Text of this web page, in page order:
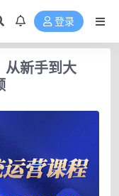
登录
从新手到大